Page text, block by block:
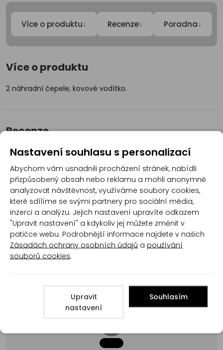
Více o produktu↓ Recenze↓ Poradna↓
Více o produktu
2 náhradní čepele, kovové vodítko.
Recenze
Produkt zatím nemá žádné hodnocení,
buďte
první, kdo produkt ohodnotí!
Přidat hodnocení
Nastavení souhlasu s personalizací
Abychom vám usnadnili procházení stránek, nabídli
přizpůsobený obsah nebo reklamu a mohli anonymně
analyzovat návštěvnost, využíváme soubory cookies,
které sdílíme se svými partnery pro sociální média,
inzerci a analýzu. Jejich nastavení upravíte odkazem
"Upravit nastavení" a kdykoliv jej můžete změnit v
patičce webu. Podrobnější informace najdete v našich
Zásadách ochrany osobních údajů a používání
souborů cookies.
Upravit
nastavení
Souhlasím